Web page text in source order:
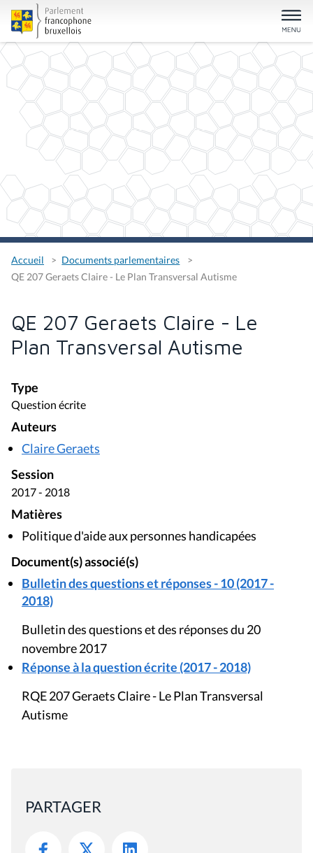
Accueil
Documents parlementaires
QE 207 Geraets Claire - Le Plan Transversal Autisme
QE 207 Geraets Claire - Le
Plan Transversal Autisme
Type
Question écrite
Auteurs
Claire Geraets
Session
2017 - 2018
Matières
Politique d'aide aux personnes handicapées
Document(s) associé(s)
Bulletin des questions et réponses - 10 (2017 -
2018)
Bulletin des questions et des réponses du 20
novembre 2017
Réponse à la question écrite (2017 - 2018)
RQE 207 Geraets Claire - Le Plan Transversal
Autisme
PARTAGER